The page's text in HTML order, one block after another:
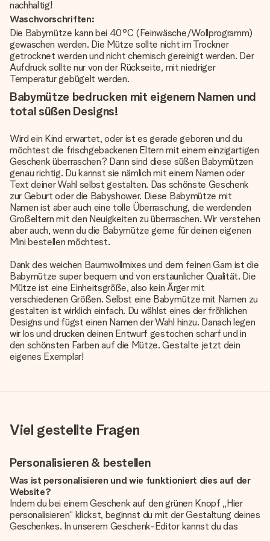
nachhaltig!
Waschvorschriften:
Die Babymütze kann bei 40°C (Feinwäsche/Wollprogramm)
gewaschen werden. Die Mütze sollte nicht im Trockner
getrocknet werden und nicht chemisch gereinigt werden. Der
Aufdruck sollte nur von der Rückseite, mit niedriger
Temperatur gebügelt werden.
Babymütze bedrucken mit eigenem Namen und
total süßen Designs!
Wird ein Kind erwartet, oder ist es gerade geboren und du
möchtest die frischgebackenen Eltern mit einem einzigartigen
Geschenk überraschen? Dann sind diese süßen Babymützen
genau richtig. Du kannst sie nämlich mit einem Namen oder
Text deiner Wahl selbst gestalten. Das schönste Geschenk
zur Geburt oder die Babyshower. Diese Babymütze mit
Namen ist aber auch eine tolle Überraschung, die werdenden
Großeltern mit den Neuigkeiten zu überraschen. Wir verstehen
aber auch, wenn du die Babymütze gerne für deinen eigenen
Mini bestellen möchtest.
Dank des weichen Baumwollmixes und dem feinen Garn ist die
Babymütze super bequem und von erstaunlicher Qualität. Die
Mütze ist eine Einheitsgröße, also kein Ärger mit
verschiedenen Größen. Selbst eine Babymütze mit Namen zu
gestalten ist wirklich einfach. Du wählst eines der fröhlichen
Designs und fügst einen Namen der Wahl hinzu. Danach legen
wir los und drucken deinen Entwurf gestochen scharf und in
den schönsten Farben auf die Mütze. Gestalte jetzt dein
eigenes Exemplar!
Viel gestellte Fragen
Personalisieren & bestellen
Was ist personalisieren und wie funktioniert dies auf der
Website?
Indem du bei einem Geschenk auf den grünen Knopf „Hier
personalisieren“ klickst, beginnst du mit der Gestaltung deines
Geschenkes. In unserem Geschenk-Editor kannst du das